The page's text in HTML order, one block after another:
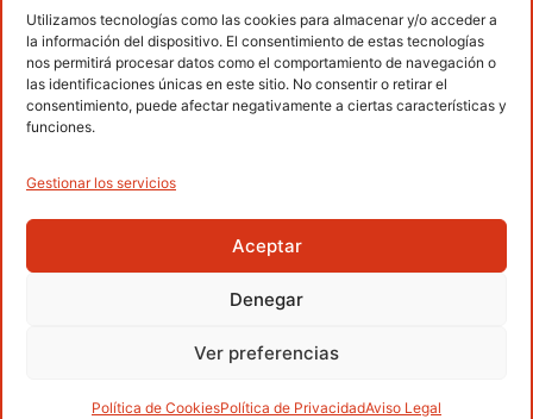
Utilizamos tecnologías como las cookies para almacenar y/o acceder a
la información del dispositivo. El consentimiento de estas tecnologías
nos permitirá procesar datos como el comportamiento de navegación o
las identificaciones únicas en este sitio. No consentir o retirar el
consentimiento, puede afectar negativamente a ciertas características y
funciones.
Gestionar los servicios
Aceptar
Denegar
Ver preferencias
Política de CookiesPolítica de PrivacidadAviso Legal
autonómicas
Clubes
Contacto
Escalada
Escalada
paralimpica
Marcha
Nórdica
Raquetas de
nieve
934 264 267
Copyright © 2026 Federación Española de Deportes de
Montaña y Escalada | Desarrollado porTOOOLS
Política de Privacidad APPAccesibilidad